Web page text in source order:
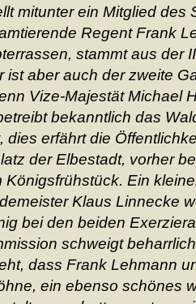
mitunter ein Mitglied des
Regent Frank
stammt aus der
ist aber auch der zweite
Vize-Majestät Michael
bekanntlich das
dies erfährt die
der Elbestadt, vorher
Königsfrühstück. Ein
Klaus Linnecke
bei den beiden
schweigt
dass Frank Lehmann
ein ebenso schönes